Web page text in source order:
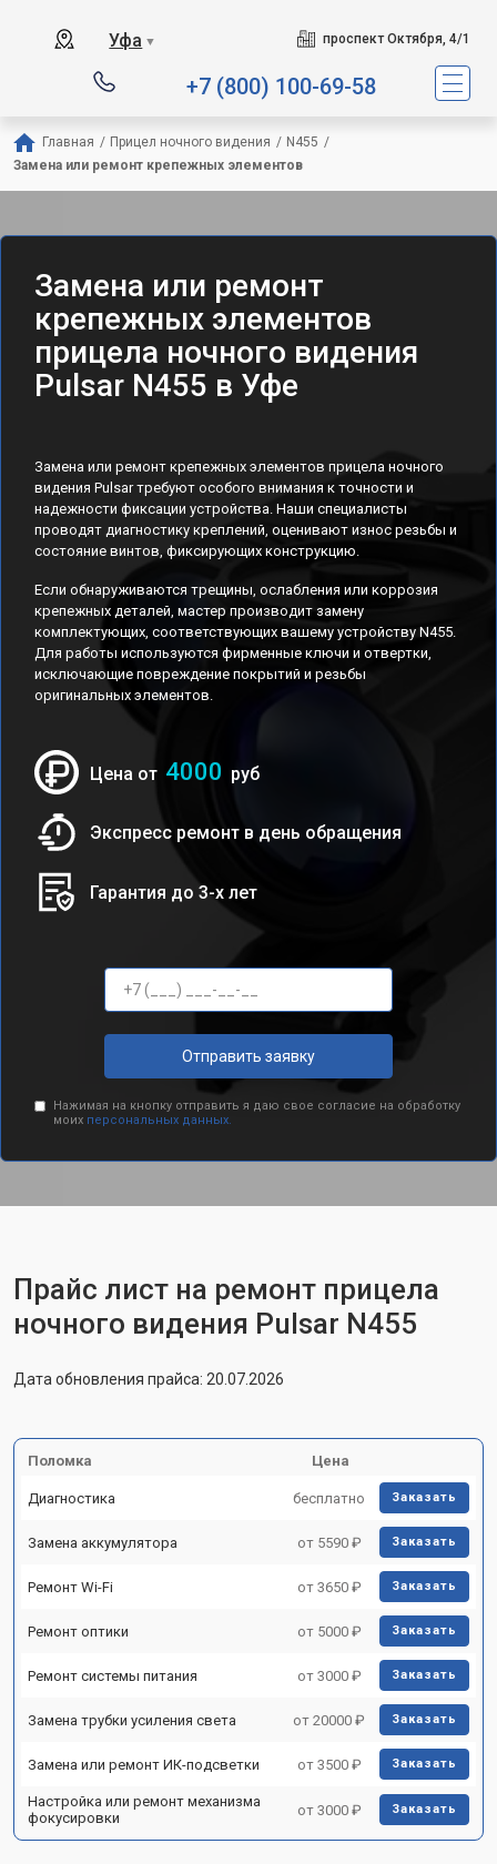
Уфа ▼ проспект Октября, 4/1
+7 (800) 100-69-58
Главная / Прицел ночного видения / N455 /
Замена или ремонт крепежных элементов
Замена или ремонт
крепежных элементов
прицела ночного видения
Pulsar N455 в Уфе
Замена или ремонт крепежных элементов прицела ночного
видения Pulsar требуют особого внимания к точности и
надежности фиксации устройства. Наши специалисты
проводят диагностику креплений, оценивают износ резьбы и
состояние винтов, фиксирующих конструкцию.
Если обнаруживаются трещины, ослабления или коррозия
крепежных деталей, мастер производит замену
комплектующих, соответствующих вашему устройству N455.
Для работы используются фирменные ключи и отвертки,
исключающие повреждение покрытий и резьбы
оригинальных элементов.
Цена от 4000 руб
Экспресс ремонт в день обращения
Гарантия до 3-х лет
Отправить заявку
Нажимая на кнопку отправить я даю свое согласие на обработку
моих персональных данных.
Прайс лист на ремонт прицела
ночного видения Pulsar N455
Дата обновления прайса: 20.07.2026
Поломка Цена
Диагностика бесплатно Заказать
Замена аккумулятора от 5590 ₽ Заказать
Ремонт Wi-Fi от 3650 ₽ Заказать
Ремонт оптики от 5000 ₽ Заказать
Ремонт системы питания от 3000 ₽ Заказать
Замена трубки усиления света от 20000 ₽ Заказать
Замена или ремонт ИК-подсветки от 3500 ₽ Заказать
Настройка или ремонт механизма
фокусировки
от 3000 ₽ Заказать